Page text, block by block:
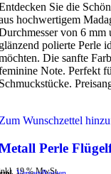
Sie die
hochwertigem
von 6 mm
polierte Perle
Die sanfte
Note. Perfekt
Wunschzettel
Perle
19 % MwSt.